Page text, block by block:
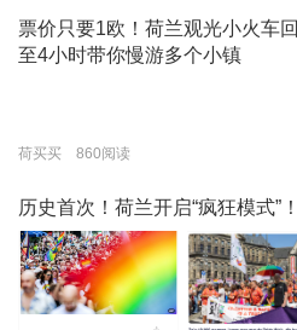
票价只要1欧！荷兰观光小火车
至4小时带你慢游多个小镇
荷买买 860阅读
历史首次！荷兰开启“疯狂模式”